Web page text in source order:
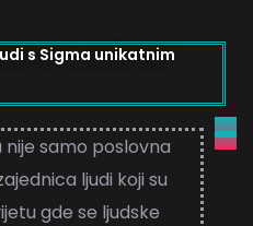
s Sigma unikatnim
samo poslovna
ljudi koji su
gde se ljudske